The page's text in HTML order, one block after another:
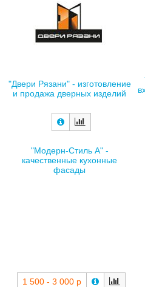
"Двери Рязани" - изготовление
и продажа дверных изделий
"Модерн-Стиль А" -
качественные кухонные
фасады
1 500 - 3 000 р